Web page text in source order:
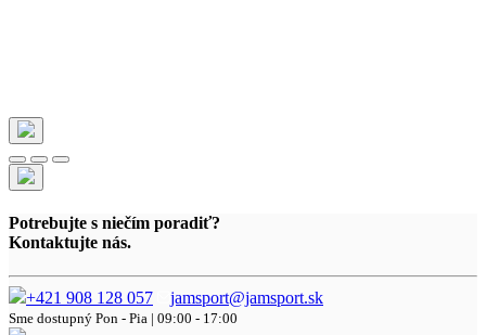
Potrebujte s niečím poradiť?
Kontaktujte nás.
+421 908 128 057 jamsport@jamsport.sk
Sme dostupný Pon - Pia | 09:00 - 17:00